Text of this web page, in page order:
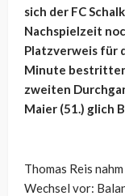
sich der FC
Nachspielzeit
Platzverweis für
Minute
zweiten
Maier (51.) glich
Thomas Reis
Wechsel vor: